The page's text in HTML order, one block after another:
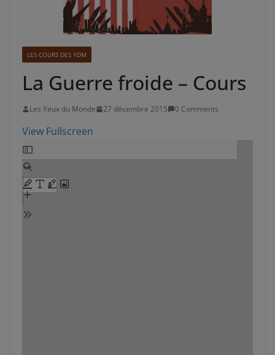
LES COURS DES YDM
La Guerre froide – Cours
Les Yeux du Monde 27 décembre 2015 0 Comments
View Fullscreen
Aller
au
contenu
PDF